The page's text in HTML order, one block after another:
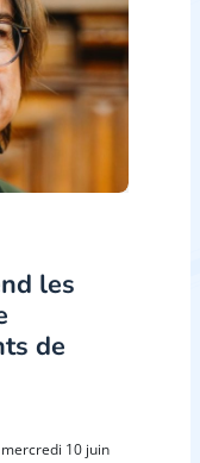
les
de
10 juin